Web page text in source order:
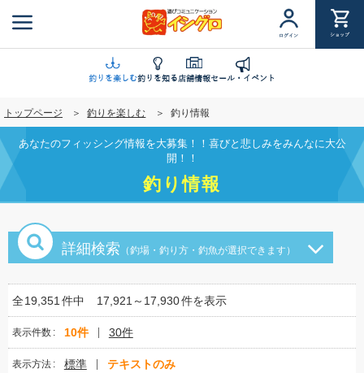
ン
に
移
動
ログイン ショップ
釣りを楽しむ釣りを知る店舗情報セール・イベント
トップページ 釣りを楽しむ 釣り情報
あなたのフィッシング情報を大募集！！喜びと悲しみをみんなに大公
開！！
釣り情報
詳細検索 （釣場・釣り方・釣魚が選択できます）
全19,351 件中 17,921～17,930件を表示
表示件数 10件 30件
表示方法 標準 テキストのみ